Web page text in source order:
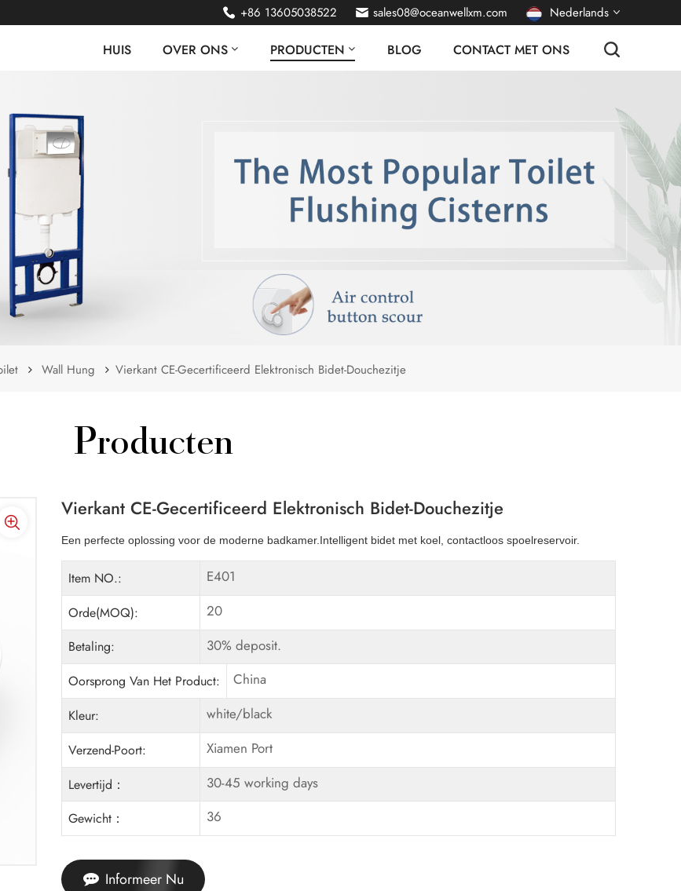
+86 13605038522 sales08@oceanwellxm.com Nederlands
русский
italiano
HUIS OVER ONS PRODUCTEN BLOG CONTACT MET ONS
Wall Hung Vierkant CE-Gecertificeerd Elektronisch Bidet-Douchezitje
Producten
Vierkant CE-Gecertificeerd Elektronisch Bidet-Douchezitje
Een perfecte oplossing voor de moderne badkamer.Intelligent bidet met koel, contactloos spoelreservoir.
Item NO.: E401
Orde(MOQ): 20
Betaling: 30% deposit.
Oorsprong Van Het Product: China
Kleur: white/black
Verzend-Poort: Xiamen Port
Levertijd： 30-45 working days
Gewicht： 36
Informeer Nu